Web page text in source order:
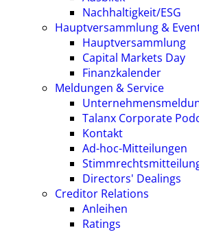
Nachhaltigkeit/ESG
Hauptversammlung &
Hauptversammlung
Capital Markets Day
Finanzkalender
Meldungen & Service
Talanx Corporate
Kontakt
Ad-hoc-Mitteilungen
Directors' Dealings
Creditor Relations
Anleihen
Ratings